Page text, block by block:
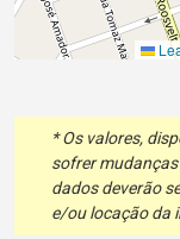
* Os valores,
sofrer
dados deverão
e/ou locação da